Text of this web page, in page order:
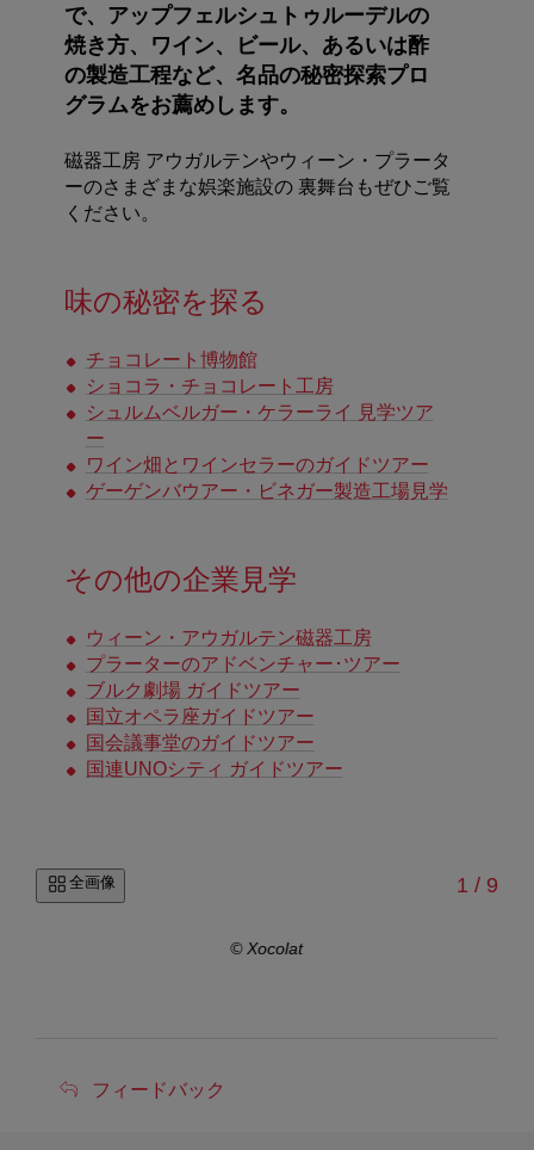
で、アップフェルシュトゥルーデルの
焼き方、ワイン、ビール、あるいは酢
の製造工程など、名品の秘密探索プロ
グラムをお薦めします。
磁器工房 アウガルテンやウィーン・プラータ
ーのさまざまな娯楽施設の 裏舞台もぜひご覧
ください。
味の秘密を探る
チョコレート博物館
ショコラ・チョコレート工房
シュルムベルガー・ケラーライ 見学ツア
ー
ワイン畑とワインセラーのガイドツアー
ゲーゲンバウアー・ビネガー製造工場見学
その他の企業見学
ウィーン・アウガルテン磁器工房
プラーターのアドベンチャー･ツアー
ブルク劇場 ガイドツアー
国立オペラ座ガイドツアー
国会議事堂のガイドツアー
国連UNOシティ ガイドツアー
全画像 1 // 9
© Xocolat
フ
フィードバック